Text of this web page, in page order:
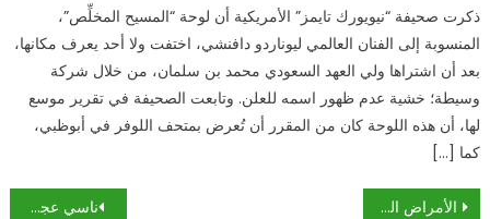
ذكرت صحيفة “نيويورك تايمز” الأمريكية أن لوحة “المسيح المخلِّص”،
المنسوبة إلى الفنان العالمي ليوناردو دافنشي، اختفت ولا أحد يعرف مكانها،
بعد أن اشتراها ولي العهد السعودي محمد بن سلمان، من خلال شركة
وسيطة؛ خشية عدم ظهور اسمه للعلن. وتابعت الصحيفة في تقرير موسع
لها، أن هذه اللوحة كان من المقرر أن تُعرض بمتحف اللوفر في أبوظبي،
كما […]
تصفّح
ناسي عجرم انوثة متجددة دائما رغم مرور السنين الأمراض التي تتسبب فيها المرأة الجميلة للرجل ؟!!